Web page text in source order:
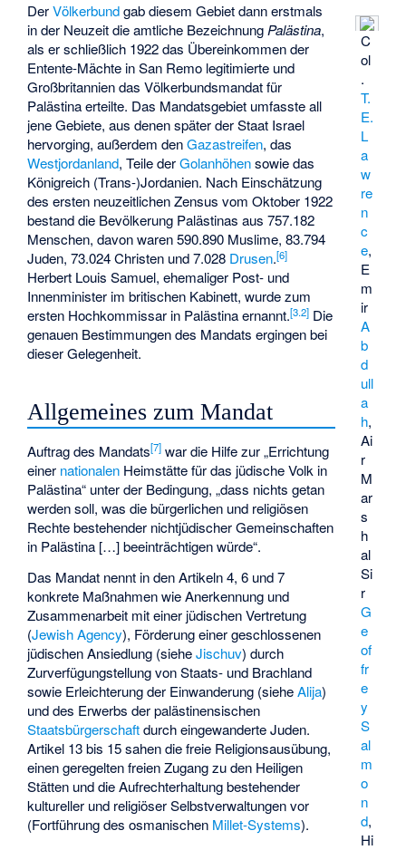
C
ol
.
T.
E.
L
a
w
re
n
c
e,
E
m
ir
A
b
d
ull
a
h,
Ai
r
M
ar
s
h
al
Si
r
G
e
of
fr
e
y
S
al
m
o
n
d,
Hi
DerVölkerbundgab diesem Gebiet dann erstmals
in der Neuzeit die amtliche BezeichnungPalästina,
als er schließlich 1922 das Übereinkommen der
Entente-Mächte in San Remo legitimierte und
Großbritannien das Völkerbundsmandat für
Palästina erteilte. Das Mandatsgebiet umfasste all
jene Gebiete, aus denen später der Staat Israel
hervorging, außerdem denGazastreifen, das
Westjordanland, Teile derGolanhöhensowie das
Königreich (Trans-)Jordanien. Nach Einschätzung
des ersten neuzeitlichen Zensus vom Oktober 1922
bestand die Bevölkerung Palästinas aus 757.182
Menschen, davon waren 590.890 Muslime, 83.794
Juden, 73.024 Christen und 7.028 Drusen.[6]
Herbert Louis Samuel, ehemaliger Post- und
Innenminister im britischen Kabinett, wurde zum
ersten Hochkommissar in Palästinaernannt.[3.2] Die
genauen Bestimmungen des Mandats ergingen bei
dieser Gelegenheit.
Allgemeines zum Mandat
Auftrag des Mandats[7] war die Hilfe zur „Errichtung
einer nationalen Heimstätte für das jüdische Volk in
Palästina“ unter der Bedingung, „dass nichts getan
werden soll, was die bürgerlichen und religiösen
Rechte bestehender nichtjüdischer Gemeinschaften
in Palästina […] beeinträchtigen würde“.
Das Mandat nennt in den Artikeln 4, 6 und 7
konkrete Maßnahmen wie Anerkennung und
Zusammenarbeit mit einer jüdischen Vertretung
(Jewish Agency), Förderung einer geschlossenen
jüdischen Ansiedlung (sieheJischuv) durch
Zurverfügungstellung von Staats- und Brachland
sowie Erleichterung der Einwanderung (sieheAlija)
und des Erwerbs der palästinensischen
Staatsbürgerschaftdurch eingewanderte Juden.
Artikel 13 bis 15 sahen die freie Religionsausübung,
einen geregelten freien Zugang zu den Heiligen
Stätten und die Aufrechterhaltung bestehender
kultureller und religiöser Selbstverwaltungen vor
(Fortführung des osmanischen Millet-Systems).